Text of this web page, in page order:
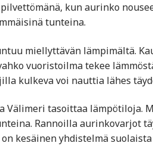
kun aurinko
tunteina.
miellyttävän lämpimältä.
vuoristoilma tekee
kulkeva voi nauttia lähes
Välimeri tasoittaa
Rannoilla aurinkovarjot
kesäinen yhdistelmä